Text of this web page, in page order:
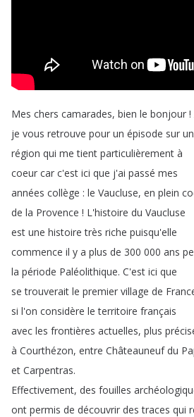
Mes chers camarades, bien le bonjour !
je vous retrouve pour un épisode sur
région qui me tient particulièrement à
coeur car c'est ici que j'ai passé mes
années collège : le Vaucluse, en plein
de la Provence ! L'histoire du Vaucluse
est une histoire très riche puisqu'elle
commence il y a plus de 300 000 ans
la période Paléolithique. C'est ici que
se trouverait le premier village de
si l'on considère le territoire français
avec les frontières actuelles, plus
à Courthézon, entre Châteauneuf du
et Carpentras.
Effectivement, des fouilles
ont permis de découvrir des traces qui